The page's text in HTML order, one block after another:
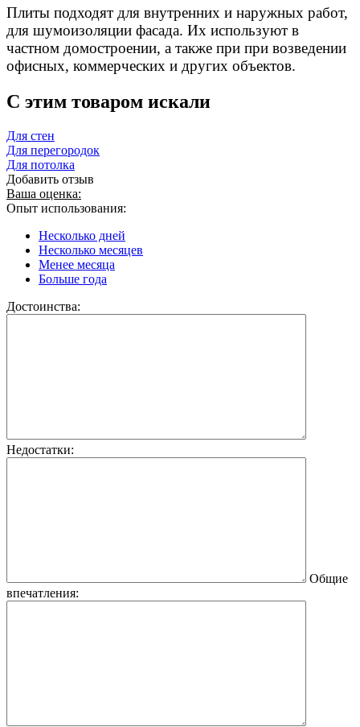
Плиты подходят для внутренних и наружных работ,
для шумоизоляции фасада. Их используют в
частном домостроении, а также при при возведении
офисных, коммерческих и других объектов.
C этим товаром искали
Для стен
Для перегородок
Для потолка
Добавить отзыв
Ваша оценка:
Опыт использования:
Несколько дней
Несколько месяцев
Менее месяца
Больше года
Достоинства:
Недостатки:
Общие
впечатления: